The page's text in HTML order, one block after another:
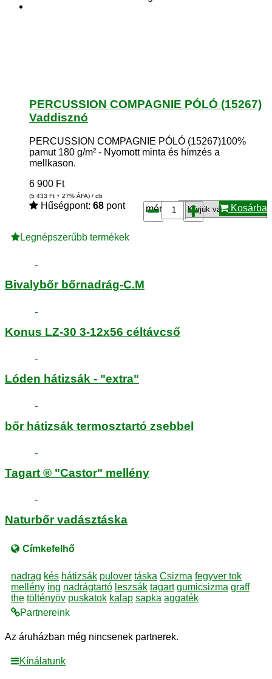
PERCUSSION COMPAGNIE PÓLÓ (15267)
Vaddisznó
PERCUSSION COMPAGNIE PÓLÓ (15267)100%
pamut 180 g/m² - Nyomott minta és hímzés a
mellkason.
6 900 Ft
(5 433 Ft + 27% ÁFA) / db
Hűségpont: 68 pont méret*: Kosárba
Legnépszerűbb termékek
Bivalybőr bőrnadrág-C.M
Konus LZ-30 3-12x56 céltávcső
Lóden hátizsák - "extra"
bőr hátizsák termosztartó zsebbel
Tagart ® "Castor" mellény
Naturbőr vadásztáska
Címkefelhő
nadrag kés hátizsák pulover táska Csizma fegyver tok
mellény ing nadrágtartó leszsák tagart gumicsizma graff
the töltényöv puskatok kalap sapka aggaték
Partnereink
Az áruházban még nincsenek partnerek.
Kínálatunk